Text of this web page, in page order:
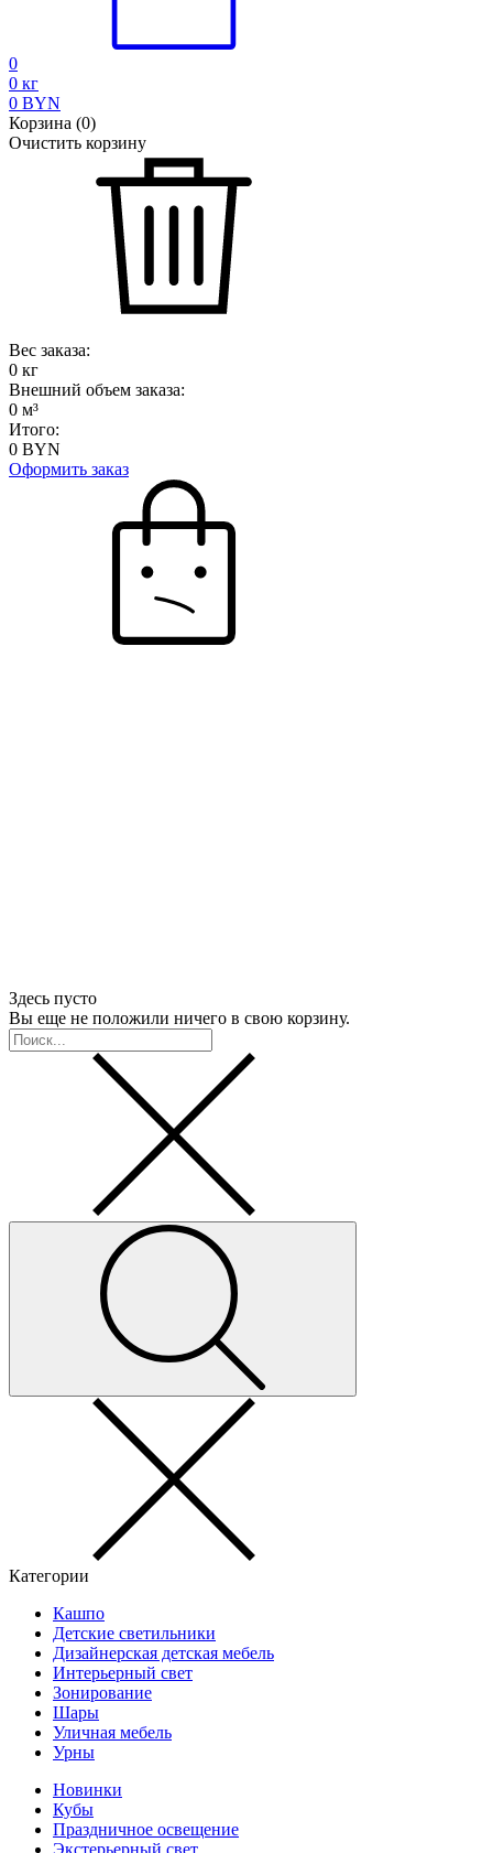
0
0 кг
0 BYN
Корзина (0)
Очистить корзину
Вес заказа:
0 кг
Внешний объем заказа:
0 м³
Итого:
0 BYN
Оформить заказ
Здесь пусто
Вы еще не положили ничего в свою корзину.
Категории
Кашпо
Детские светильники
Дизайнерская детская мебель
Интерьерный свет
Зонирование
Шары
Уличная мебель
Урны
Новинки
Кубы
Праздничное освещение
Экстерьерный свет